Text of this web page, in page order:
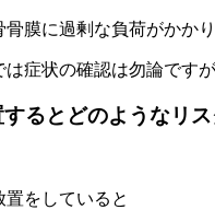
膜に過剰な負荷がかか
症状の確認は勿論です
るとどのようなリ
をしていると